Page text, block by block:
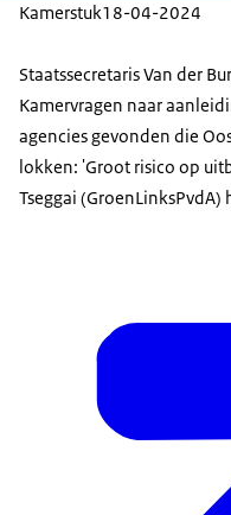
Kamerstuk18-04-2024
Staatssecretaris Van der
Kamervragen naar
agencies gevonden die
lokken: 'Groot risico op
Tseggai (GroenLinksPvdA)